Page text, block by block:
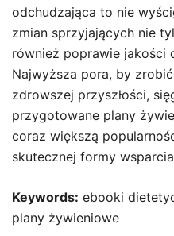
odchudzająca to nie
zmian sprzyjających nie
również poprawie jakości
Najwyższa pora, by
zdrowszej przyszłości,
przygotowane plany
coraz większą
skutecznej formy
Keywords: ebooki
plany żywieniowe